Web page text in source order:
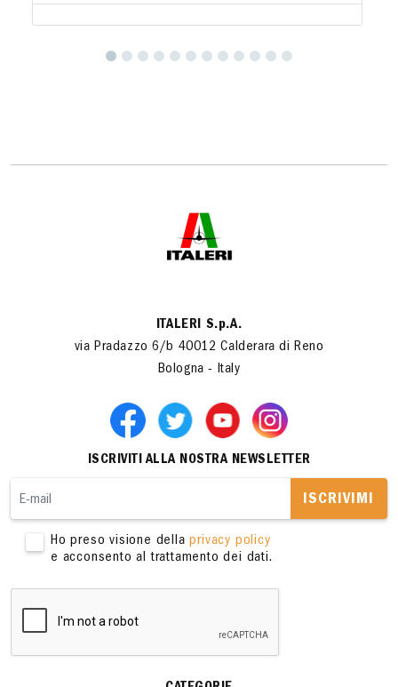
ITALERI S.p.A.
via Pradazzo 6/b 40012 Calderara di Reno
Bologna - Italy
ISCRIVITI ALLA NOSTRA NEWSLETTER
ISCRIVIMI
Ho preso visione dellaprivacy policy
e acconsento al trattamento dei dati.